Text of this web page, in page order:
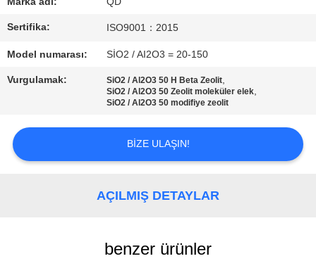
VAKALAR
SITE
HARITASI
Sertifika: ISO9001：2015
Model numarası: SİO2 / AI2O3 = 20-150
Vurgulamak: SiO2 / Al2O3 50 H Beta Zeolit,
SiO2 / Al2O3 50 Zeolit ​​moleküler elek,
SiO2 / Al2O3 50 modifiye zeolit
BIZE ULAŞIN!
AÇILMIŞ DETAYLAR
benzer ürünler